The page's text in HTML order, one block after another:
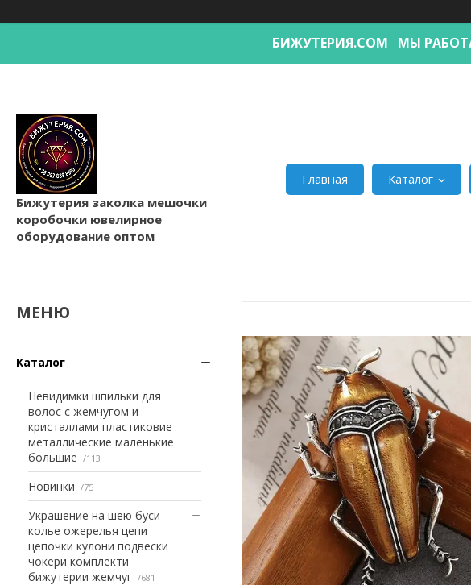
БИЖУТЕРИЯ.COM МЫ
Бижутерия заколка мешочки
коробочки ювелирное
оборудование оптом
Главная Каталог
Каталог
Невидимки шпильки для
волос с жемчугом и
кристаллами пластиковие
металлические маленькие
большие
113
Новинки 75
Украшение на шею буси
колье ожерелья цепи
цепочки кулони подвески
чокери комплекти
бижутерии жемчуг
681